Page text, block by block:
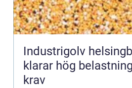
Industrigolv
klarar hög
krav